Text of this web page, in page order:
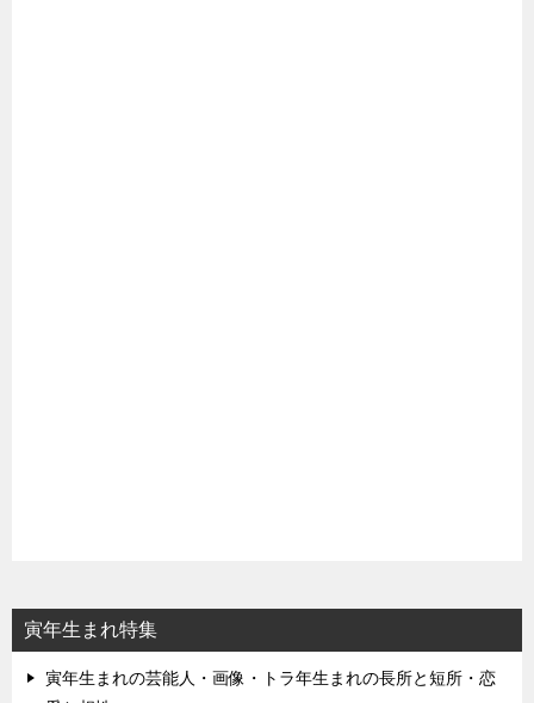
寅年生まれ特集
寅年生まれの芸能人・画像・トラ年生まれの長所と短所・恋